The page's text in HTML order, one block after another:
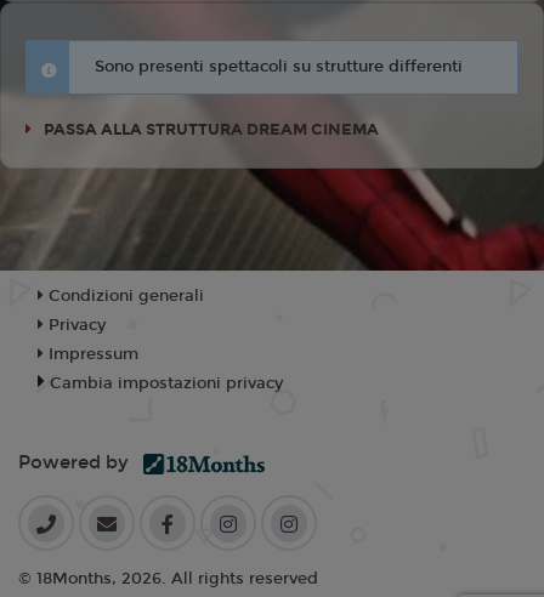
Sono presenti spettacoli su strutture differenti
PASSA ALLA STRUTTURA DREAM CINEMA
Condizioni generali
Privacy
Impressum
Cambia impostazioni privacy
Powered by
© 18Months, 2026. All rights reserved